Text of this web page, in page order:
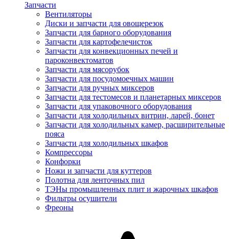
Запчасти
Вентиляторы
Диски и запчасти для овощерезок
Запчасти для барного оборудования
Запчасти для картофелечисток
Запчасти для конвекционных печей и
пароконвектоматов
Запчасти для мясорубок
Запчасти для посудомоечных машин
Запчасти для ручных миксеров
Запчасти для тестомесов и планетарных миксеров
Запчасти для упаковочного оборудования
Запчасти для холодильных витрин, ларей, бонет
Запчасти для холодильных камер, расширительные
пояса
Запчасти для холодильных шкафов
Компрессоры
Конфорки
Ножи и запчасти для куттеров
Полотна для ленточных пил
ТЭНы промышленных плит и жарочных шкафов
Фильтры осушители
Фреоны